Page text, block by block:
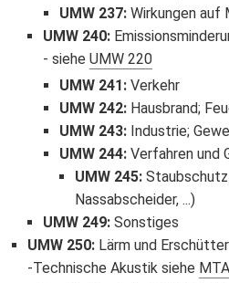
UMW 237:Wirkungen auf
UMW 240:
sieheUMW 220
UMW 241:Verkehr
UMW 242:Hausbrand;
UMW 243:Industrie;
UMW 244:Verfahren und
UMW 245:
Nassabscheider, ...)
UMW 249: Sonstiges
UMW 250:Lärm und
Technische Akustik siehe